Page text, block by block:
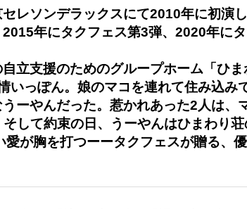
レソンデラックスにて2010年に初演
年にタクフェス第3弾、2020年に
立支援のためのグループホーム「ひ
いっぽん。娘のマコを連れて住み込み
ーやんだった。惹かれあった2人は、
して約束の日、うーやんはひまわり
が胸を打つーータクフェスが贈る、優